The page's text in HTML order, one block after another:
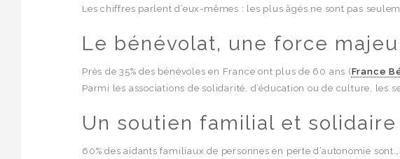
Les chiffres parlent d’eux-mêmes : les plus âgés ne sont pas
Le bénévolat, une force
Près de 35% des bénévoles en France ont plus de 60 ans (France
Parmi les associations de solidarité, d’éducation ou de culture, les
Un soutien familial et
60% des aidants familiaux de personnes en perte d’autonomie